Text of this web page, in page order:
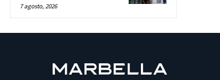
7 agosto, 2026